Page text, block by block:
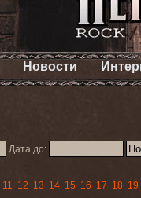
Новости
Дата до:
11 12 13 14 15 16 17 18 19